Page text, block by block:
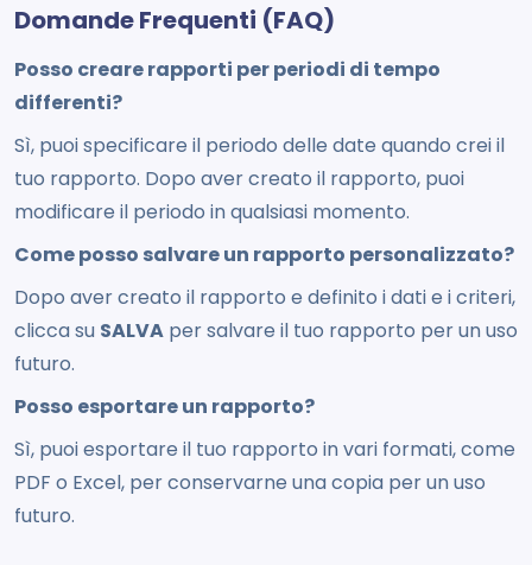
Domande Frequenti (FAQ)
Posso creare rapporti per periodi di tempo
differenti?
Sì, puoi specificare il periodo delle date quando crei il
tuo rapporto. Dopo aver creato il rapporto, puoi
modificare il periodo in qualsiasi momento.
Come posso salvare un rapporto personalizzato?
Dopo aver creato il rapporto e definito i dati e i criteri,
clicca su SALVA per salvare il tuo rapporto per un uso
futuro.
Posso esportare un rapporto?
Sì, puoi esportare il tuo rapporto in vari formati, come
PDF o Excel, per conservarne una copia per un uso
futuro.